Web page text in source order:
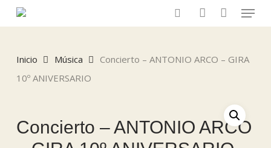
to
content
searchaccount
Menu
Inicio Música
Concierto – ANTONIO ARCO – GIRA
10º ANIVERSARIO
Concierto – ANTONIO ARCO